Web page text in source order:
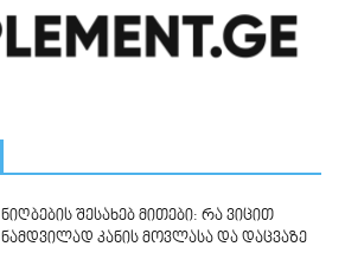
ნიღბების შესახებ მითები: რა ვიცით
ნამდვილად კანის მოვლასა და დაცვაზე